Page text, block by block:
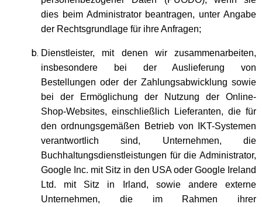
dies beim Administrator beantragen, unter Angabe
der Rechtsgrundlage für ihre Anfragen;
Dienstleister, mit denen wir zusammenarbeiten,
insbesondere bei der Auslieferung von
Bestellungen oder der Zahlungsabwicklung sowie
bei der Ermöglichung der Nutzung der Online-
Shop-Websites, einschließlich Lieferanten, die für
den ordnungsgemäßen Betrieb von IKT-Systemen
verantwortlich sind, Unternehmen, die
Buchhaltungsdienstleistungen für die Administrator,
Google Inc. mit Sitz in den USA oder Google Ireland
Ltd. mit Sitz in Irland, sowie andere externe
Unternehmen, die im Rahmen ihrer